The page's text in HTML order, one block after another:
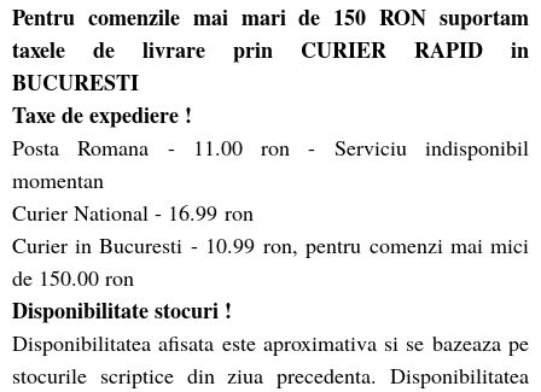
Pentru comenzile mai mari de 150 RON suportam
taxele de livrare prin CURIER RAPID in
BUCURESTI
Taxe de expediere !
Posta Romana - 11.00 ron - Serviciu indisponibil
momentan
Curier National - 16.99 ron
Curier in Bucuresti - 10.99 ron, pentru comenzi mai mici
de 150.00 ron
Disponibilitate stocuri !
Disponibilitatea afisata este aproximativa si se bazeaza pe
stocurile scriptice din ziua precedenta. Disponibilitatea